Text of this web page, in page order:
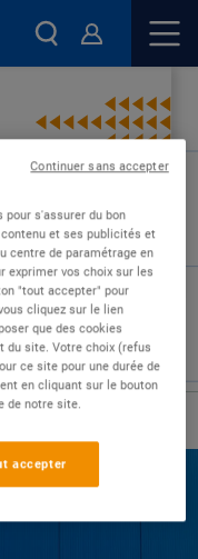
pour s'assurer du bon
et ses publicités et
centre de paramétrage en
exprimer vos choix sur les
"tout accepter" pour
cliquez sur le lien
que des cookies
du site. Votre choix (refus
ce site pour une durée de
en cliquant sur le bouton
de notre site.
accepter
Continuer sans accepter